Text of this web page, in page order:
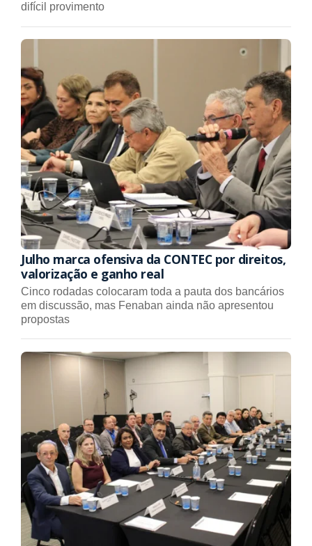
difícil provimento
Julho marca ofensiva da CONTEC por direitos,
valorização e ganho real
Cinco rodadas colocaram toda a pauta dos bancários
em discussão, mas Fenaban ainda não apresentou
propostas